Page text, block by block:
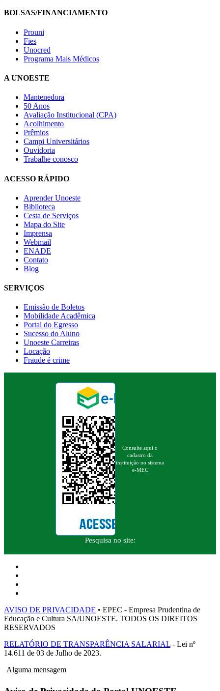
BOLSAS/FINANCIAMENTO
Prouni
Fies
Unocred
Programa Mais Médicos
A UNOESTE
Mantenedora
50 Anos
Avaliação Institucional (CPA)
Acolhimento
Prêmios
Campi Universitários
Ouvidoria
Trabalhe conosco
ACESSO RÁPIDO
Aprender Unoeste
Biblioteca
Cesta de Serviços
Mapa do Site
Imprensa
Webmail
ENADE
Contato
Blog
SERVIÇOS
Emissão de Boletos
Mobilidade Acadêmica
Portal do Egresso
Sucesso do Aluno
Unoeste Carreiras
Locação
Fraude é crime
Consulte aqui o
cadastro da
instituição no sistema
e-MEC
Pesquisa no site:
AVISO DE PRIVACIDADE • EPEC - Empresa Prudentina de
Educação e Cultura SA/UNOESTE. TODOS OS DIREITOS
RESERVADOS
RELATÓRIO DE TRANSPARÊNCIA SALARIAL - Lei nº
14.611 de 03 de Julho de 2023.
Alguma mensagem